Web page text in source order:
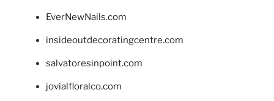
EverNewNails.com
insideoutdecoratingcentre.com
salvatoresinpoint.com
jovialfloralco.com